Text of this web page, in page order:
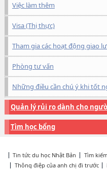
Việc làm thêm
Visa (Thị thực)
Tham gia các hoạt động giao
Phòng tư vấn
Những điều cần chú ý khi tốt
Quản lý rủi ro dành cho
Tìm học bổng
Tin tức du học Nhật Bản Tìm
Thông điệp của anh chị đi trước